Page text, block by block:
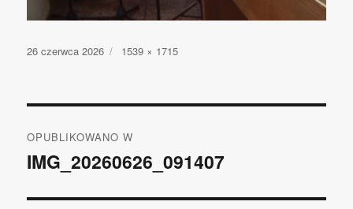
Opublikowano
26 czerwca 2026
Pełny
1539 × 1715
wpisu
OPUBLIKOWANO W
IMG_20260626_091407